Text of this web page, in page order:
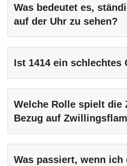
Was bedeutet es,
auf der Uhr zu sehen?
Ist 1414 ein schlechtes
Welche Rolle spielt die
Bezug auf
Was passiert, wenn ich